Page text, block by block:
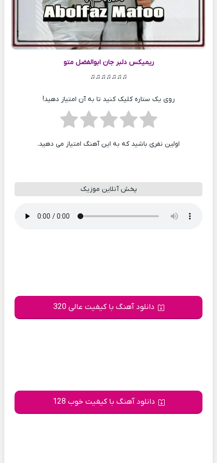
ریمیکس دلبر جان ابوالفضل متو
♫♫♫♫♫♫♫
روی یک ستاره کلیک کنید تا به آن امتیاز دهید!
اولین نفری باشید که به این آهنگ امتیاز می دهید.
پخش آنلاین موزیک
دانلود آهنگ با کیفیت عالی 320
دانلود آهنگ با کیفیت خوب 128